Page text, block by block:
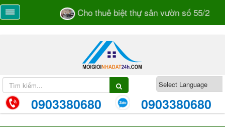
Cho thuê biệt thự sân vườn số 55/28
0903380680 0903380680